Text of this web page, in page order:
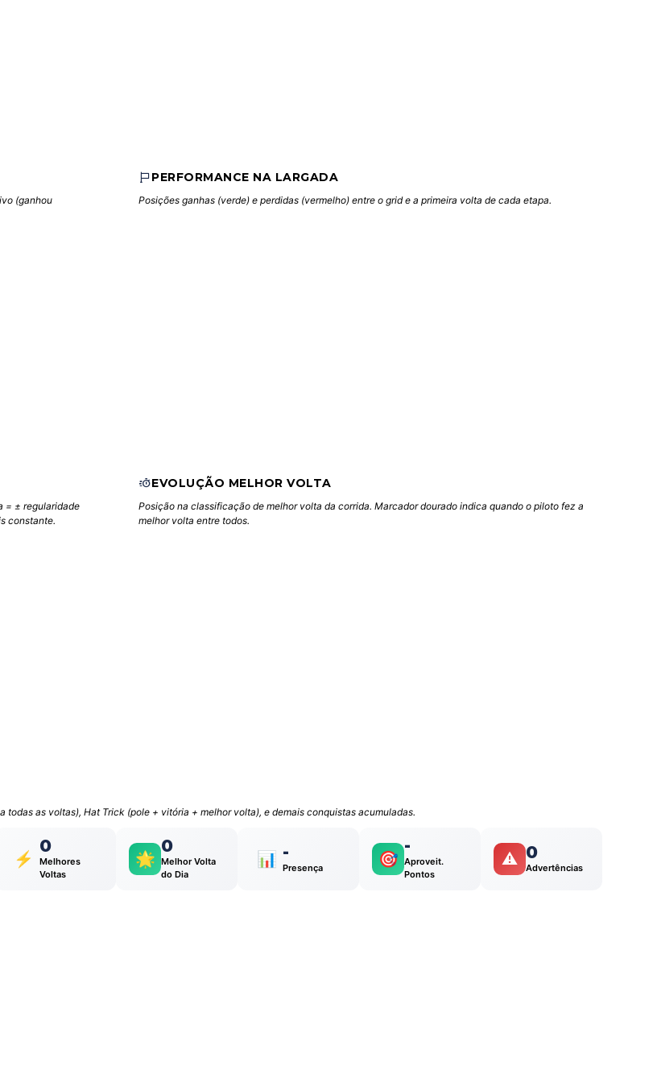
(ganhou
PERFORMANCE NA LARGADA
Posições ganhas (verde) e perdidas (vermelho) entre o grid e a primeira volta de cada etapa.
= ± regularidade
constante.
EVOLUÇÃO MELHOR VOLTA
Posição na classificação de melhor volta da corrida. Marcador dourado indica quando o piloto fez a
melhor volta entre todos.
as voltas), Hat Trick (pole + vitória + melhor volta), e demais conquistas acumuladas.
⚡
0
Melhores
Voltas
🌟
0
Melhor Volta
do Dia
📊 -
Presença 🎯
-
Aproveit.
Pontos
⚠️ 0
Advertências